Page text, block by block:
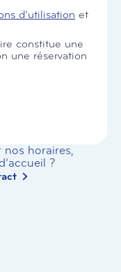
d’utilisation et
constitue une
nos horaires,
?